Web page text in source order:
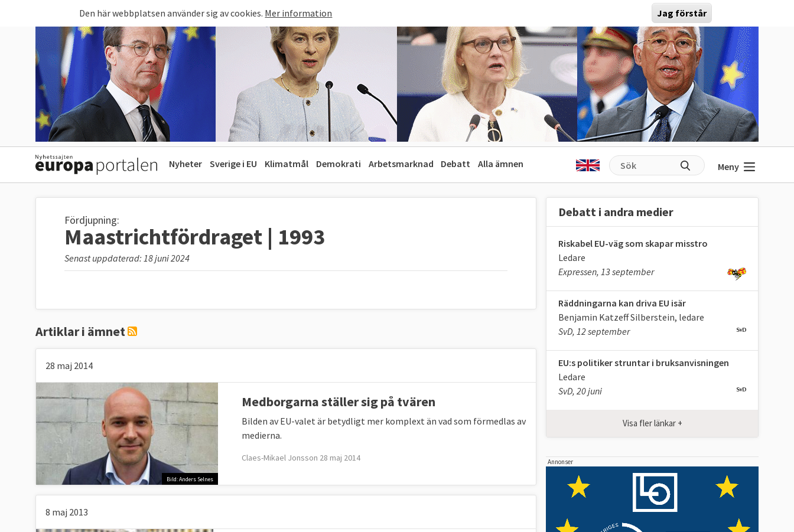
Den här webbplatsen använder sig av cookies. Mer information Jag förstår
Nyheter Sverige i EU Klimatmål Demokrati Arbetsmarknad Debatt Alla ämnen Meny
Fördjupning:
Maastrichtfördraget | 1993
Senast uppdaterad: 18 juni 2024
Artiklar i ämnet
28 maj 2014
Bild: Anders Selnes
Medborgarna ställer sig på tvären
Bilden av EU-valet är betydligt mer komplext än vad som förmedlas av
medierna.
Claes-Mikael Jonsson 28 maj 2014
8 maj 2013
Debatt i andra medier
Riskabel EU-väg som skapar misstro
Ledare
Expressen, 13 september
Räddningarna kan driva EU isär
Benjamin Katzeff Silberstein, ledare
SvD, 12 september
EU:s politiker struntar i bruksanvisningen
Ledare
SvD, 20 juni
Visa fler länkar +
Annonser